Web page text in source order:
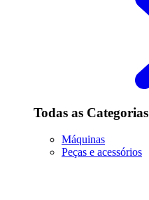
Todas as Categorias
Máquinas
Peças e acessórios